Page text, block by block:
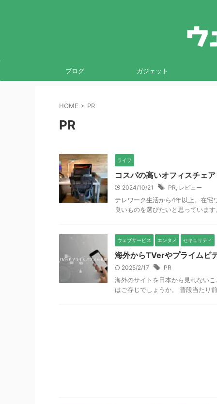
ブログ ガジェット
HOME > PR
PR
ライフ
コスパの高いオフィスチェ
2024/10/21 PR, レビュー
テレワーク生活から4年以上。在宅
良いものを選びたいと思っていま
ウェブサービス エンタメ セキュリティ
海外からTVerやプライムビ
2025/2/17 PR
海外のサイトを日本から見れない
はご存じでしょうか。 普段当たり